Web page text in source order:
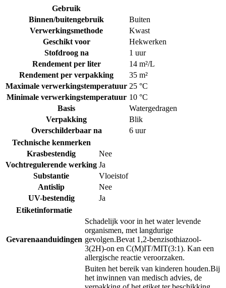
Gebruik
Binnen/buitengebruik
Buiten
Verwerkingsmethode
Kwast
Geschikt voor
Hekwerken
Stofdroog na
1 uur
Rendement per liter
14 m²/L
Rendement per verpakking
35 m²
Maximale verwerkingstemperatuur 25 °C
Minimale verwerkingstemperatuur 10 °C
Basis
Watergedragen
Verpakking
Blik
Overschilderbaar na
6 uur
Technische kenmerken
Krasbestendig
Nee
Vochtregulerende werking Ja
Substantie
Vloeistof
Antislip
Nee
UV-bestendig
Ja
Etiketinformatie
Gevarenaanduidingen
Schadelijk voor in het water levende
organismen, met langdurige
gevolgen.Bevat 1,2-benzisothiazool-
3(2H)-on en C(M)IT/MIT(3:1). Kan een
allergische reactie veroorzaken.
Buiten het bereik van kinderen houden.Bij
het inwinnen van medisch advies, de